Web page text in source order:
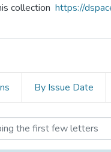
collection https://
By Issue Date
(ЕП_БКР)